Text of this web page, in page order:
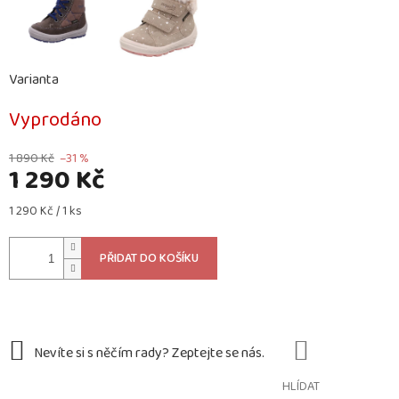
1 890 Kč –31 %
1 290 Kč
Měrná
1 290 Kč / 1 ks
Vyprodáno
Varianta
PŘIDAT DO KOŠÍKU
HLÍDAT